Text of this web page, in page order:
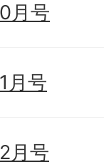
月号
月号
月号